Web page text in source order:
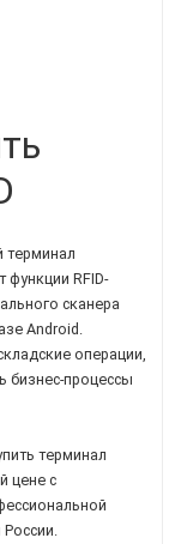
терминал
RFID-
сканера
Android.
операции,
бизнес-процессы
терминал
цене с